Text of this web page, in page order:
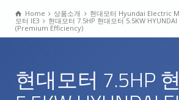
Home 상품소개 현대모터 Hyundai Electric
모터 IE3
현대모터 7.5HP 현대모터 5.5KW HYUNDAI
(Premium Efficiency)
현대모터 7.5HP